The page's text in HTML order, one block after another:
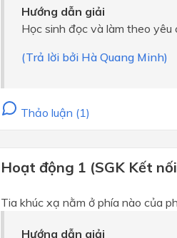
Hướng dẫn giải
Học sinh đọc và làm theo yêu
(Trả lời bởi Hà Quang Minh)
Thảo luận (1)
Hoạt động 1 (SGK Kết
Tia khúc xạ nằm ở phía nào của
Hướng dẫn giải